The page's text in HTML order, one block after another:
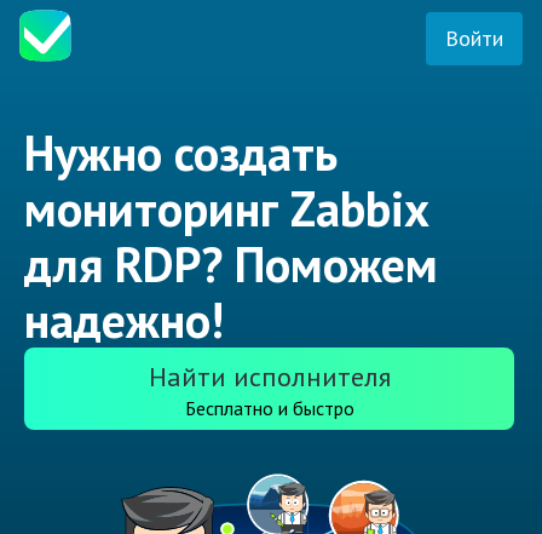
Войти
Нужно создать
мониторинг Zabbix
для RDP? Поможем
надежно!
Найти исполнителя
Бесплатно и быстро